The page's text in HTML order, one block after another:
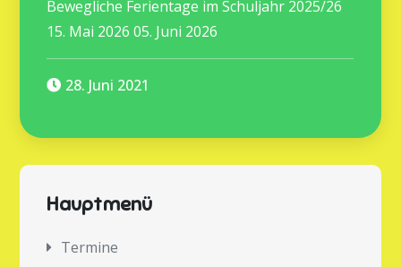
Bewegliche Ferientage im Schuljahr 2025/26
15. Mai 2026 05. Juni 2026
28. Juni 2021
Hauptmenü
Termine